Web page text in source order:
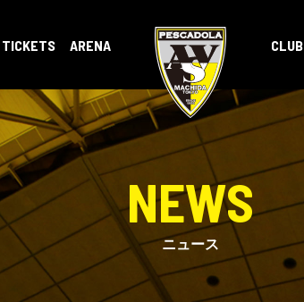
TICKETS ARENA CLUB
NEWS
ニュース